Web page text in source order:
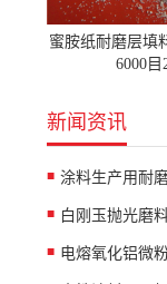
蜜胺纸耐磨层填
6000目
新闻资讯
涂料生产用耐
白刚玉抛光磨